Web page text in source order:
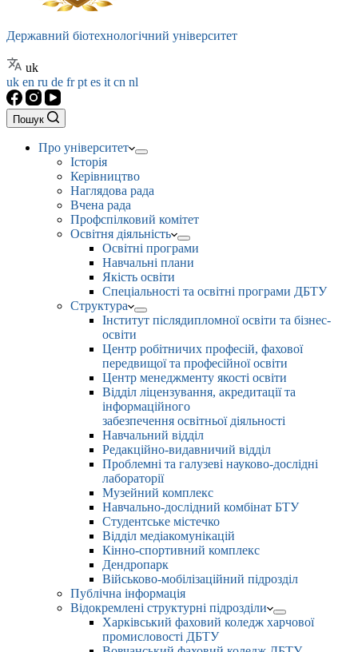
Державний біотехнологічний університет
uk
uk en ru de frpt es it cn nl
Пошук
Про університет
Історія
Керівництво
Наглядова рада
Вчена рада
Профспілковий комітет
Освітня діяльність
Освітні програми
Навчальні плани
Якість освіти
Спеціальності та освітні програми ДБТУ
Структура
Інститут післядипломної освіти та бізнес-
освіти
Центр робітничих професій, фахової
передвищої та професійної освіти
Центр менеджменту якості освіти
Відділ ліцензування, акредитації та
інформаційного
забезпечення освітньої діяльності
Навчальний відділ
Редакційно-видавничий відділ
Проблемні та галузеві науково-дослідні
лабораторії
Музейний комплекс
Навчально-дослідний комбінат БТУ
Студентське містечко
Відділ медіакомунікацій
Кінно-спортивний комплекс
Дендропарк
Військово-мобілізаційний підрозділ
Публічна інформація
Відокремлені структурні підрозділи
Харківський фаховий коледж харчової
промисловості ДБТУ